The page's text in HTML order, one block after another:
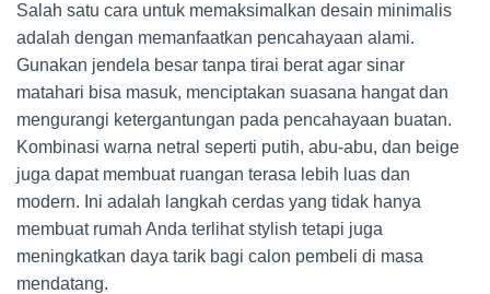
Salah satu cara untuk memaksimalkan desain minimalis
adalah dengan memanfaatkan pencahayaan alami.
Gunakan jendela besar tanpa tirai berat agar sinar
matahari bisa masuk, menciptakan suasana hangat dan
mengurangi ketergantungan pada pencahayaan buatan.
Kombinasi warna netral seperti putih, abu-abu, dan beige
juga dapat membuat ruangan terasa lebih luas dan
modern. Ini adalah langkah cerdas yang tidak hanya
membuat rumah Anda terlihat stylish tetapi juga
meningkatkan daya tarik bagi calon pembeli di masa
mendatang.